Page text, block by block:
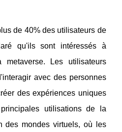
de 40% des utilisateurs de
qu'ils sont intéressés à
Les utilisateurs
avec des personnes
des expériences uniques
utilisations de la
des mondes virtuels, où les